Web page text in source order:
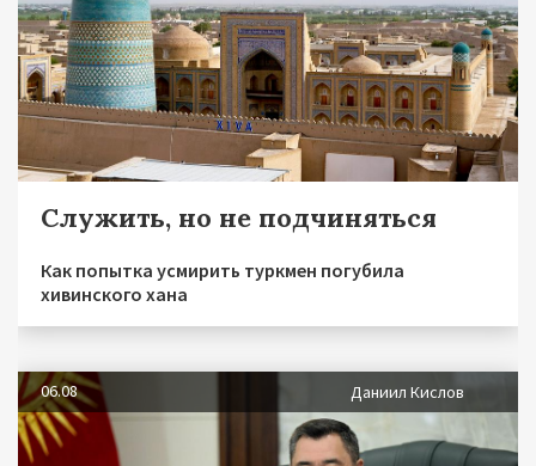
Служить, но не подчиняться
Как попытка усмирить туркмен погубила
хивинского хана
06.08 Даниил Кислов